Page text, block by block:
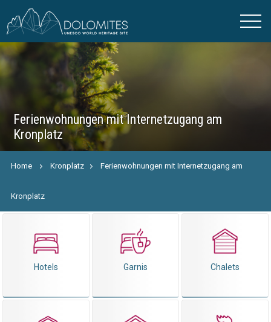
Ferienwohnungen mit Internetzugang am
Kronplatz
Home Kronplatz Ferienwohnungen mit Internetzugang am
Kronplatz
Hotels Garnis Chalets